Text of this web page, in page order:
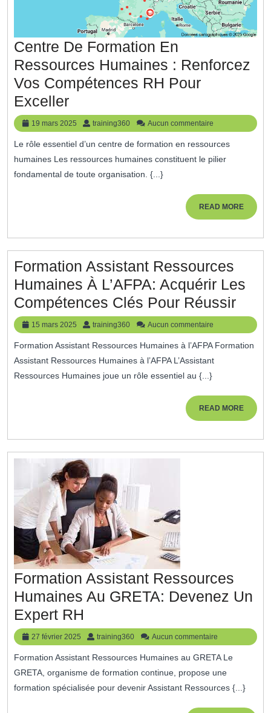
Centre De Formation En
Ressources Humaines : Renforcez
Vos Compétences RH Pour
ExcellerCentre
De
Formation
En
Ressources
Compétences
RH
Pour
Exceller
19 mars 2025
19
mars
2025
training360 training360
Aucun commentaire
Le rôle essentiel d’un centre de formation en ressources
humaines Les ressources humaines constituent le pilier
fondamental de toute organisation. {...}
READ MOREREAD
MORE
Formation Assistant Ressources
Humaines À L’AFPA: Acquérir Les
Compétences Clés Pour Réussir
15 mars 2025
15
mars
2025
training360 training360
Aucun commentaire
Formation Assistant Ressources Humaines à l’AFPA Formation
Assistant Ressources Humaines à l’AFPA L’Assistant
Ressources Humaines joue un rôle essentiel au {...}
READ MOREREAD
MORE
Formation Assistant Ressources
Humaines Au GRETA: Devenez Un
Expert RH
Assistant
Ressources
Humaines
Au
27 février 2025
27
février
2025
training360 training360
Aucun commentaire
Formation Assistant Ressources Humaines au GRETA Le
GRETA, organisme de formation continue, propose une
formation spécialisée pour devenir Assistant Ressources {...}